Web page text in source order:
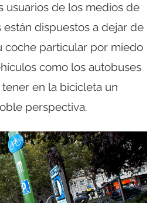
usuarios de los medios de
dispuestos a dejar de
coche particular por miedo
como los autobuses
en la bicicleta un
perspectiva.